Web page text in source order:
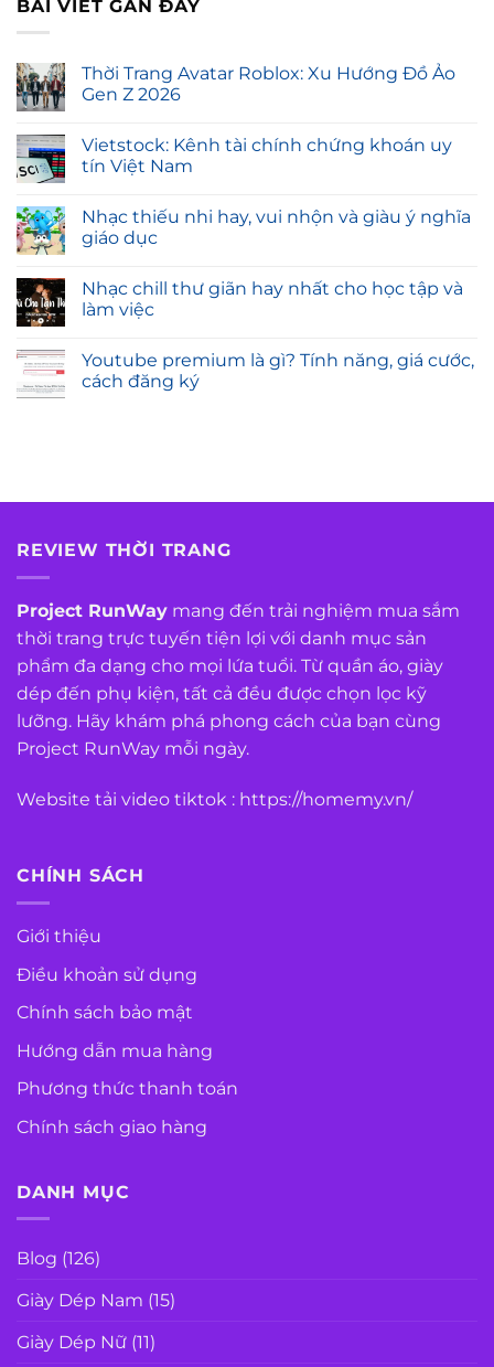
BÀI VIẾT GẦN ĐÂY
Thời Trang Avatar Roblox: Xu Hướng Đồ Ảo
Gen Z 2026
Vietstock: Kênh tài chính chứng khoán uy
tín Việt Nam
Nhạc thiếu nhi hay, vui nhộn và giàu ý nghĩa
giáo dục
Nhạc chill thư giãn hay nhất cho học tập và
làm việc
Youtube premium là gì? Tính năng, giá cước,
cách đăng ký
REVIEW THỜI TRANG
Project RunWay mang đến trải nghiệm mua sắm
thời trang trực tuyến tiện lợi với danh mục sản
phẩm đa dạng cho mọi lứa tuổi. Từ quần áo, giày
dép đến phụ kiện, tất cả đều được chọn lọc kỹ
lưỡng. Hãy khám phá phong cách của bạn cùng
Project RunWay mỗi ngày.
Website tải video tiktok : https://homemy.vn/
CHÍNH SÁCH
Giới thiệu
Điều khoản sử dụng
Chính sách bảo mật
Hướng dẫn mua hàng
Phương thức thanh toán
Chính sách giao hàng
DANH MỤC
Blog (126)
Giày Dép Nam (15)
Giày Dép Nữ (11)